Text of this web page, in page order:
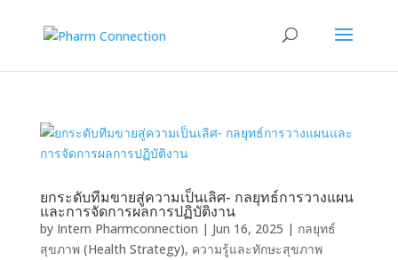
ยกระดับทีมขายสู่ความเป็นเลิศ- กลยุทธ์การวางแผน
และการจัดการผลการปฏิบัติงาน
by Intern Pharmconnection | Jun 16, 2025 | กลยุทธ์
สุขภาพ (Health Strategy), ความรู้และทักษะสุขภาพ